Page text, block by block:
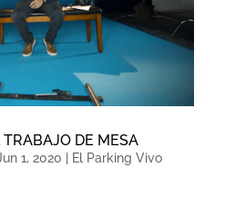
DE MESA
1, 2020 El Parking Vivo